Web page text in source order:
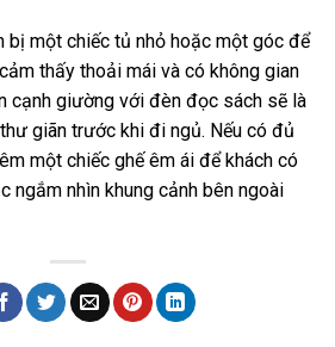
bị một chiếc tủ nhỏ hoặc một góc để
thấy thoải mái và có không gian
cạnh giường với đèn đọc sách sẽ là
giãn trước khi đi ngủ. Nếu có đủ
một chiếc ghế êm ái để khách có
ngắm nhìn khung cảnh bên ngoài